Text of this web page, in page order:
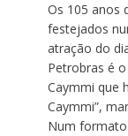
Os 105 anos
festejados
atração do
Petrobras é
Caymmi que
Caymmi”,
Num